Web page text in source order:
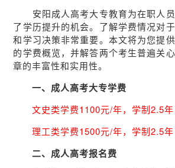
安阳成人高考大专教育为在职人员
了学历提升的机会。了解学费情况对
和学习决策非常重要。本文将为您提
的学费概览，并解答两个考生普遍关
章的丰富性和实用性。
一、成人高考大专学费
文史类学费1100元/年，学制2.5
理工类学费1500元/年，学制2.5年
二、成人高考报名费